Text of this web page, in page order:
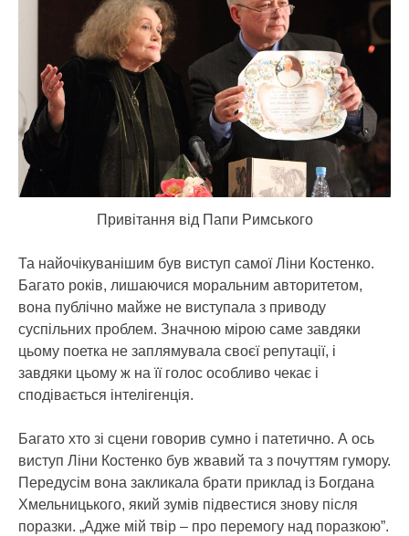
Привітання від Папи Римського
Та найочікуванішим був виступ самої Ліни Костенко.
Багато років, лишаючися моральним авторитетом,
вона публічно майже не виступала з приводу
суспільних проблем. Значною мірою саме завдяки
цьому поетка не заплямувала своєї репутації, і
завдяки цьому ж на її голос особливо чекає і
сподівається інтелігенція.
Багато хто зі сцени говорив сумно і патетично. А ось
виступ Ліни Костенко був жвавий та з почуттям гумору.
Передусім вона закликала брати приклад із Богдана
Хмельницького, який зумів підвестися знову після
поразки. „Адже мій твір – про перемогу над поразкою”.